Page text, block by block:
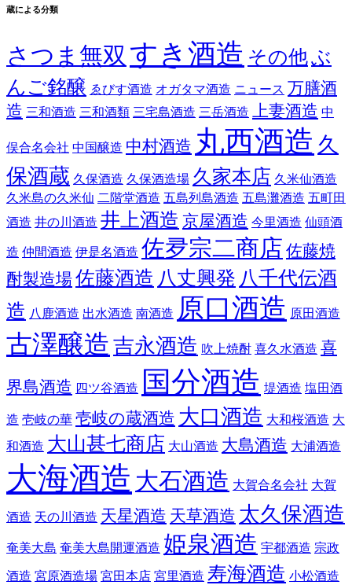
蔵による分類
さつま無双 すき酒造 その他ぶ
んご銘醸 ゑびす酒造 オガタマ酒造 ニュース 万膳酒
造 三和酒造 三和酒類 三宅島酒造 三岳酒造 上妻酒造 中
俣合名会社 中国醸造 中村酒造 丸西酒造 久
保酒蔵 久保酒造 久保酒造場 久家本店 久米仙酒造
久米島の久米仙 二階堂酒造 五島列島酒造 五島灘酒造 五町田
酒造 井の川酒造 井上酒造 京屋酒造 今里酒造 仙頭酒
造 仲間酒造 伊是名酒造 佐夛宗二商店 佐藤焼
酎製造場佐藤酒造 八丈興発 八千代伝酒
造 八鹿酒造 出水酒造 南酒造 原口酒造 原田酒造
古澤醸造 吉永酒造 吹上焼酎 喜久水酒造 喜
界島酒造 四ツ谷酒造 国分酒造 堤酒造 塩田酒
造 壱岐の華 壱岐の蔵酒造 大口酒造 大和桜酒造 大
和酒造 大山甚七商店 大山酒造 大島酒造 大浦酒造
大海酒造 大石酒造 大賀合名会社 大賀
酒造 天の川酒造 天星酒造 天草酒造 太久保酒造
奄美大島 奄美大島開運酒造 姫泉酒造 宇都酒造 宗政
酒造 宮原酒造場 宮田本店 宮里酒造 寿海酒造 小松酒造